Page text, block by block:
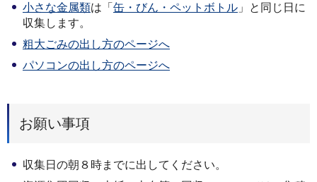
小さな金属類は「 缶・びん・ペットボトル 」と同じ日に
収集します。
粗大ごみの出し方のページへ
パソコンの出し方のページへ
お願い事項
収集日の朝８時までに出してください。